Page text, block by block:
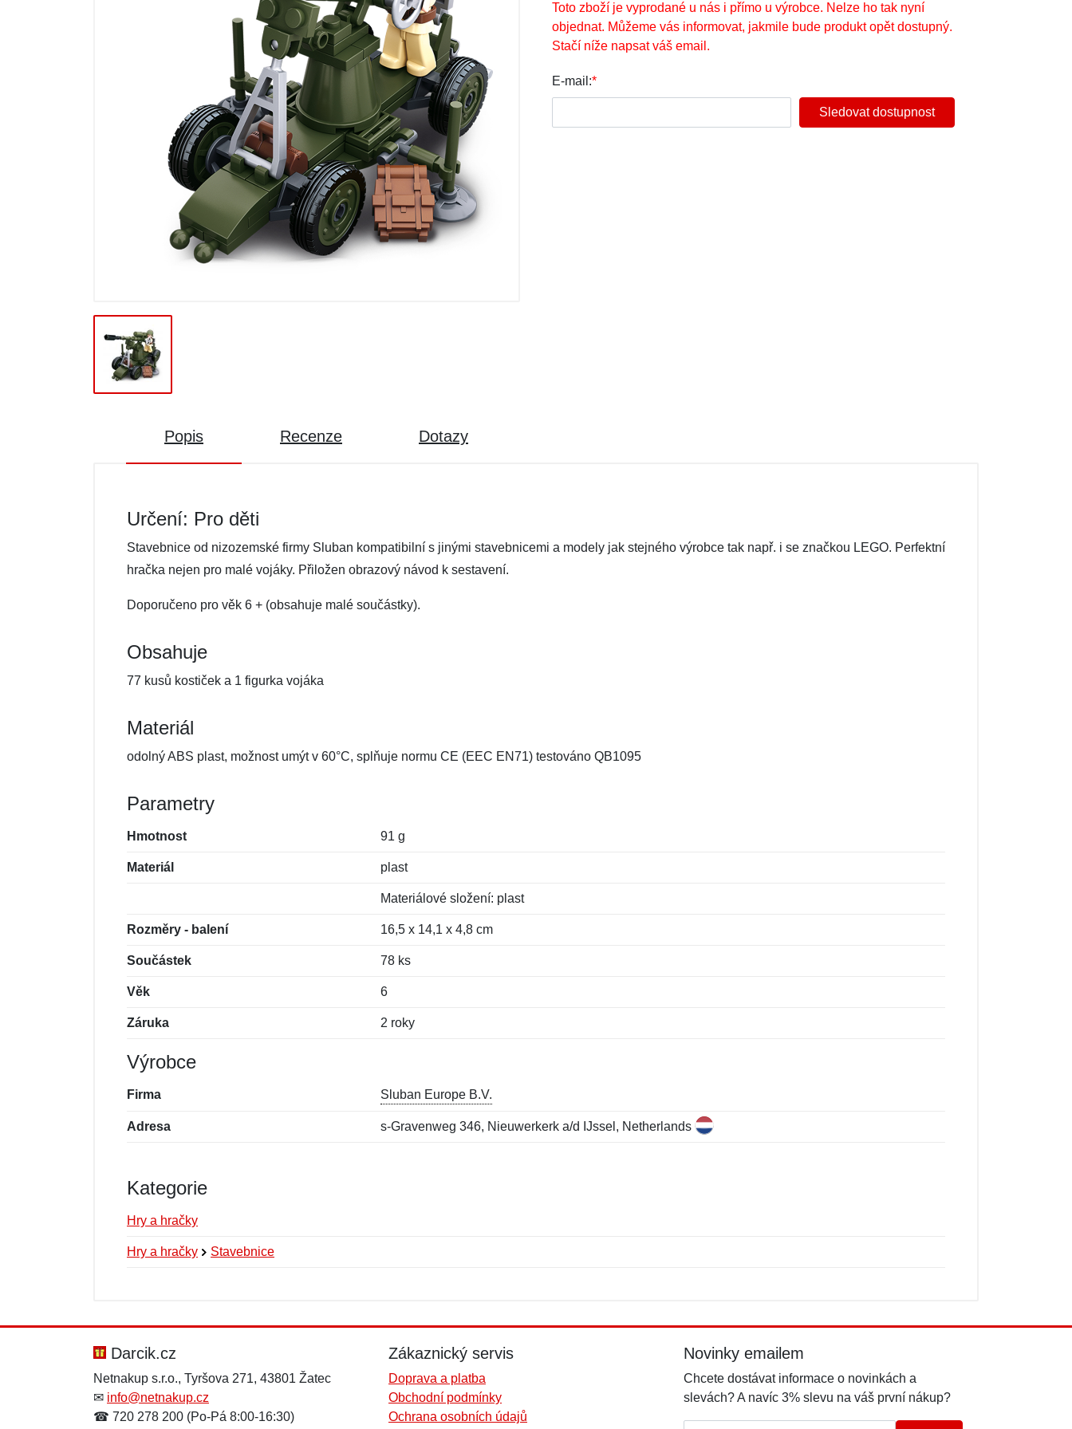
Toto zboží je vyprodané u nás i přímo u výrobce. Nelze ho tak nyní
objednat. Můžeme vás informovat, jakmile bude produkt opět dostupný.
Stačí níže napsat váš email.
E-mail:*
Sledovat dostupnost
Popis Recenze Dotazy
Určení: Pro děti
Stavebnice od nizozemské firmy Sluban kompatibilní s jinými stavebnicemi a modely jak stejného výrobce tak např. i se značkou LEGO. Perfektní
hračka nejen pro malé vojáky. Přiložen obrazový návod k sestavení.
Doporučeno pro věk 6 + (obsahuje malé součástky).
Obsahuje
77 kusů kostiček a 1 figurka vojáka
Materiál
odolný ABS plast, možnost umýt v 60°C, splňuje normu CE (EEC EN71) testováno QB1095
Parametry
Hmotnost 91 g
Materiál plast
Materiálové složení: plast
Rozměry - balení 16,5 x 14,1 x 4,8 cm
Součástek 78 ks
Věk 6
Záruka 2 roky
Výrobce
Firma Sluban Europe B.V.
Adresa s-Gravenweg 346, Nieuwerkerk a/d IJssel, Netherlands
Kategorie
Hry a hračky
Hry a hračky Stavebnice
Zpráva*
Zpráva*
Darcik.cz
Netnakup s.r.o., Tyršova 271, 43801 Žatec
✉ info@netnakup.cz
☎ 720 278 200 (Po-Pá 8:00-16:30)
Zákaznický servis
Doprava a platba
Obchodní podmínky
Ochrana osobních údajů
Novinky emailem
Chcete dostávat informace o novinkách a
slevách? A navíc 3% slevu na váš první nákup?